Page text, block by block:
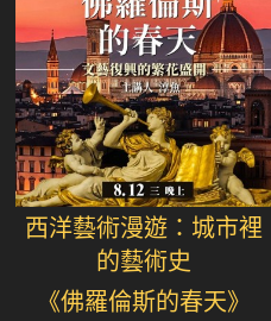
西洋藝術漫遊：城市裡
的藝術史
《佛羅倫斯的春天》